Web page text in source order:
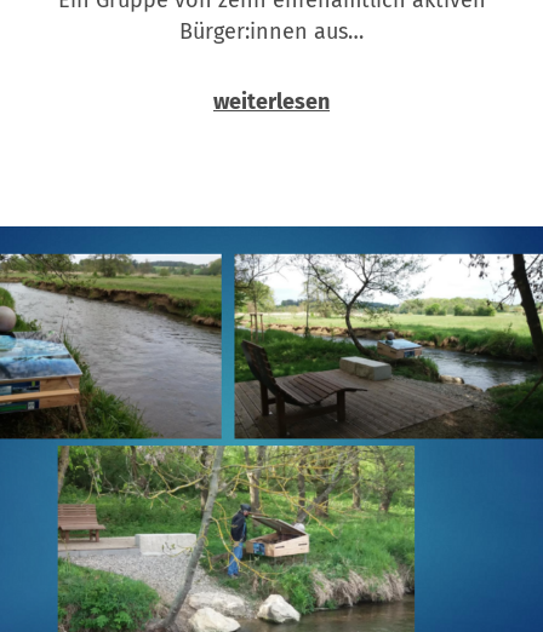
Bürger:innen aus…
weiterlesen